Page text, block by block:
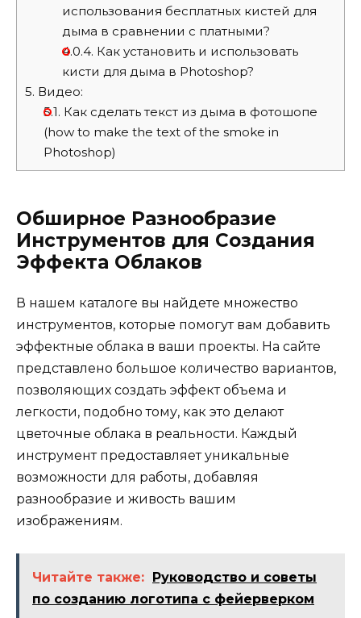
использования бесплатных кистей для
дыма в сравнении с платными?
4.0.4. Как установить и использовать
кисти для дыма в Photoshop?
5. Видео:
5.1. Как сделать текст из дыма в фотошопе
(how to make the text of the smoke in
Photoshop)
Обширное Разнообразие
Инструментов для Создания
Эффекта Облаков
В нашем каталоге вы найдете множество
инструментов, которые помогут вам добавить
эффектные облака в ваши проекты. На сайте
представлено большое количество вариантов,
позволяющих создать эффект объема и
легкости, подобно тому, как это делают
цветочные облака в реальности. Каждый
инструмент предоставляет уникальные
возможности для работы, добавляя
разнообразие и живость вашим
изображениям.
Читайте также: Руководство и советы
по созданию логотипа с фейерверком